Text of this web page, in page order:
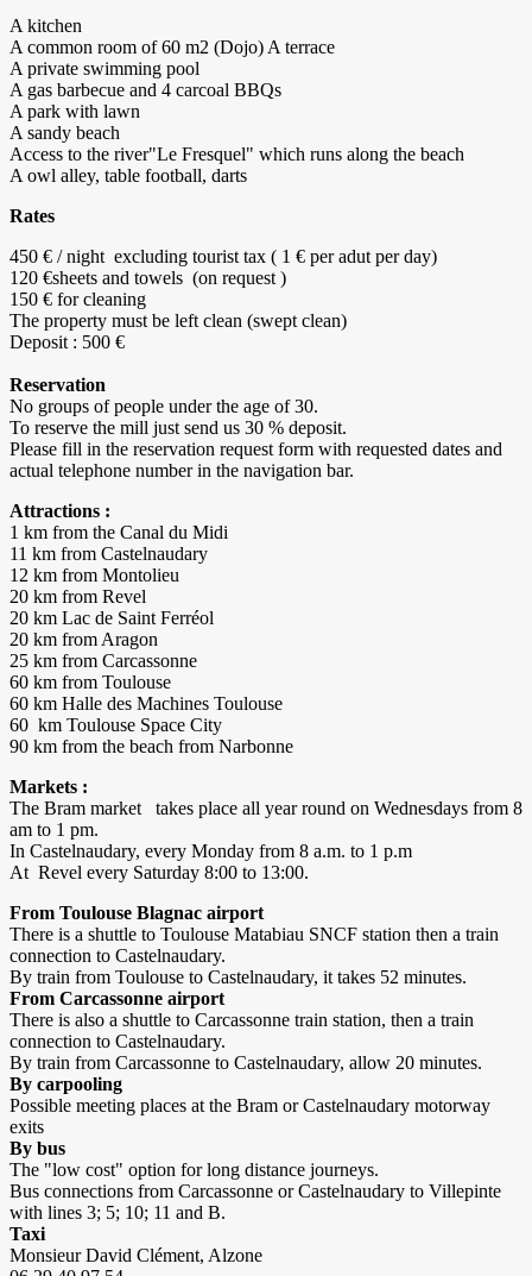
A kitchen
A common room of 60 m2 (Dojo) A terrace
A private swimming pool
A gas barbecue and 4 carcoal BBQs
A park with lawn
A sandy beach
Access to the river"Le Fresquel" which runs along the beach
A owl alley, table football, darts
Rates
450 € / night excluding tourist tax ( 1 € per adut per day)
120 €sheets and towels (on request )
150 € for cleaning
The property must be left clean (swept clean)
Deposit : 500 €
Reservation
No groups of people under the age of 30.
To reserve the mill just send us 30 % deposit.
Please fill in the reservation request form with requested dates and
actual telephone number in the navigation bar.
Attractions :
1 km from the Canal du Midi
11 km from Castelnaudary
12 km from Montolieu
20 km from Revel
20 km Lac de Saint Ferréol
20 km from Aragon
25 km from Carcassonne
60 km from Toulouse
60 km Halle des Machines Toulouse
60 km Toulouse Space City
90 km from the beach from Narbonne
Markets :
The Bram market takes place all year round on Wednesdays from 8
am to 1 pm.
In Castelnaudary, every Monday from 8 a.m. to 1 p.m
​At Revel every Saturday 8:00 to 13:00.
From Toulouse Blagnac airport
There is a shuttle to Toulouse Matabiau SNCF station then a train
connection to Castelnaudary.
By train from Toulouse to Castelnaudary, it takes 52 minutes.
From Carcassonne airport
There is also a shuttle to Carcassonne train station, then a train
connection to Castelnaudary.
By train from Carcassonne to Castelnaudary, allow 20 minutes.
By carpooling
Possible meeting places at the Bram or Castelnaudary motorway
exits
By bus
The "low cost" option for long distance journeys.
Bus connections from Carcassonne or Castelnaudary to Villepinte
with lines 3; 5; 10; 11 and B.
Taxi
Monsieur David Clément, Alzone